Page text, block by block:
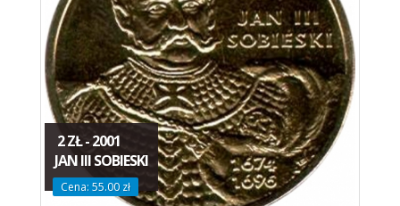
2 ZŁ - 2001
JAN III SOBIESKI
Cena: 55.00 zł